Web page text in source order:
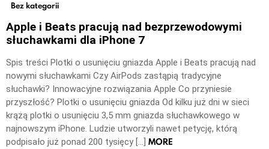
Bez kategorii
Apple i Beats pracują nad bezprzewodowymi
słuchawkami dla iPhone 7
Spis treści Plotki o usunięciu gniazda Apple i Beats pracują nad
nowymi słuchawkami Czy AirPods zastąpią tradycyjne
słuchawki? Innowacyjne rozwiązania Apple Co przyniesie
przyszłość? Plotki o usunięciu gniazda Od kilku już dni w sieci
krążą plotki o usunięciu 3,5 mm gniazda słuchawkowego w
najnowszym iPhone. Ludzie utworzyli nawet petycję, którą
podpisało już ponad 200 tysięcy […] MORE